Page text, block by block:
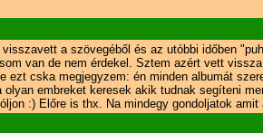
a szövegéből és az utóbbi időben
van de nem érdekel. Sztem azért vett
ezt cska megjegyzem: én minden albumát
embreket keresek akik tudnak segíteni
:) Előre is thx. Na mindegy gondoljatok